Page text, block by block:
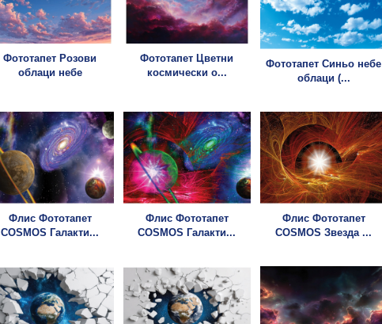
Фототапет Розови
облаци небе
Фототапет Цветни
космически о...
Фототапет Синьо небе
облаци (...
Флис Фототапет
COSMOS Галакти...
Флис Фототапет
COSMOS Галакти...
Флис Фототапет
COSMOS Звезда ...